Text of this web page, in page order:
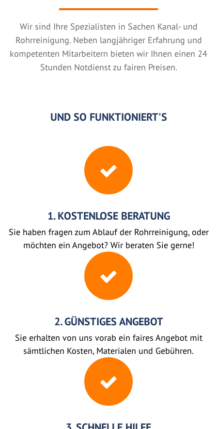
Wir sind Ihre Spezialisten in Sachen Kanal- und
Rohrreinigung. Neben langjähriger Erfahrung und
kompetenten Mitarbeitern bieten wir Ihnen einen 24
Stunden Notdienst zu fairen Preisen.
UND SO FUNKTIONIERT'S
1. KOSTENLOSE BERATUNG
Sie haben fragen zum Ablauf der Rohrreinigung, oder
möchten ein Angebot? Wir beraten Sie gerne!
2. GÜNSTIGES ANGEBOT
Sie erhalten von uns vorab ein faires Angebot mit
sämtlichen Kosten, Materialen und Gebühren.